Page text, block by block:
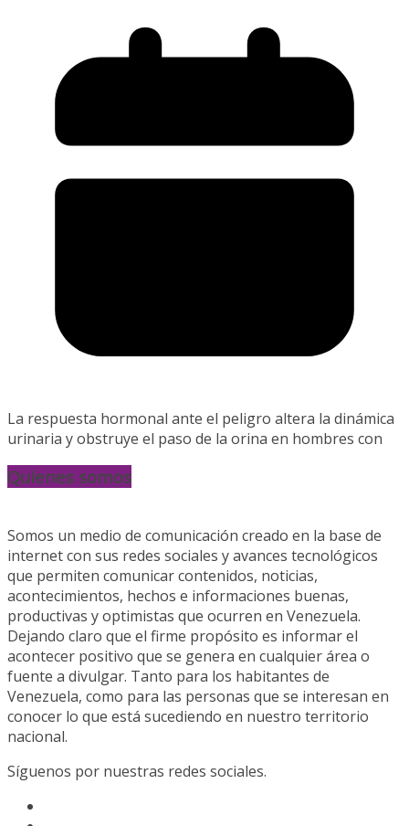
La respuesta hormonal ante el peligro altera la dinámica
urinaria y obstruye el paso de la orina en hombres con
Quienes somos
Somos un medio de comunicación creado en la base de
internet con sus redes sociales y avances tecnológicos
que permiten comunicar contenidos, noticias,
acontecimientos, hechos e informaciones buenas,
productivas y optimistas que ocurren en Venezuela.
Dejando claro que el firme propósito es informar el
acontecer positivo que se genera en cualquier área o
fuente a divulgar. Tanto para los habitantes de
Venezuela, como para las personas que se interesan en
conocer lo que está sucediendo en nuestro territorio
nacional.
Síguenos por nuestras redes sociales.